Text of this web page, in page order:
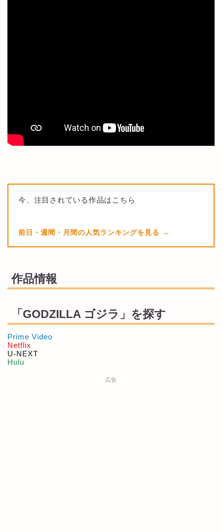
今、注目されている作品はこちら
前日・週間・月間の人気ランキングを見る
作品情報
「GODZILLA ゴジラ」を探す
Prime Video
Netflix
U-NEXT
Hulu
広告